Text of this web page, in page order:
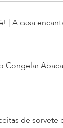
| A casa
Congelar
de sorvete